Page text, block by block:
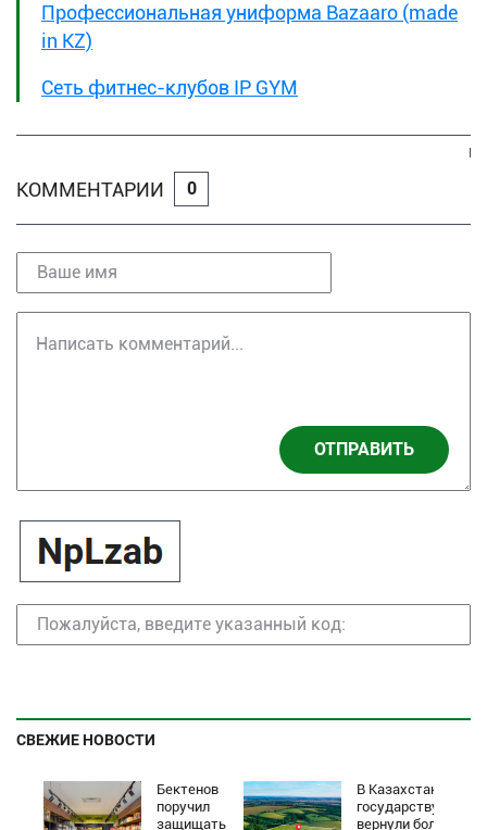
Профессиональная униформа Bazaaro (made
in KZ)
Сеть фитнес-клубов IP GYM
КОММЕНТАРИИ 0
ОТПРАВИТЬ
СВЕЖИЕ НОВОСТИ
Бектенов
поручил
защищать
В Казахстане
государству
вернули более